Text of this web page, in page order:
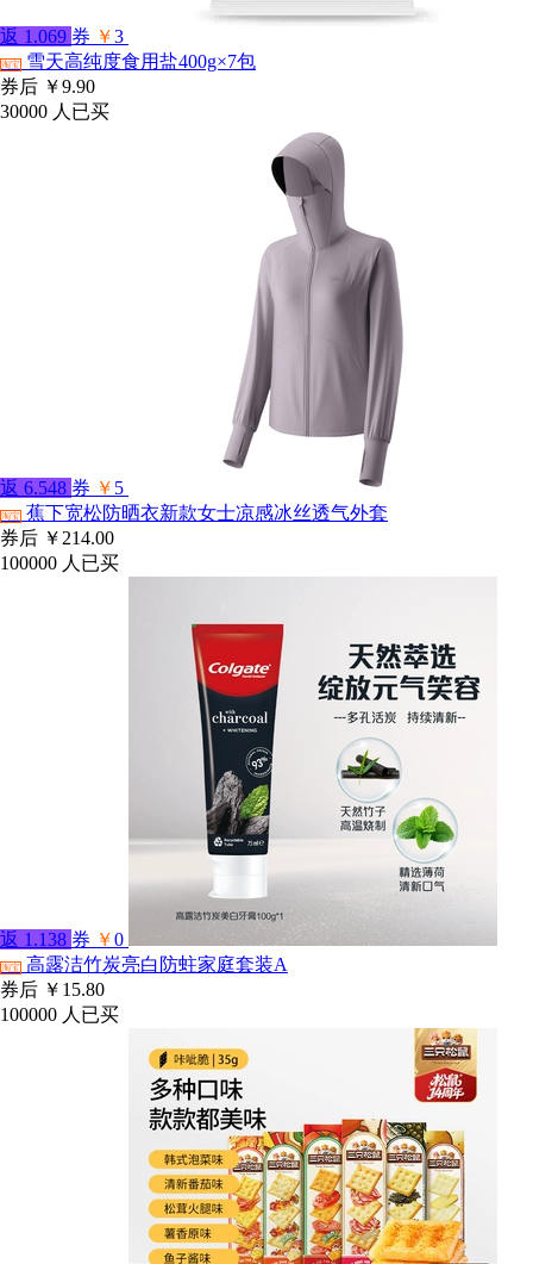
返 1.069 券 ￥3
淘宝
雪天高纯度食用盐400g×7包
券后 ￥9.90
30000 人已买
返 6.548 券 ￥ 5
淘宝 蕉下宽松防晒衣新款女士凉感冰丝透气外套
券后 ￥214.00
100000 人已买
返 1.138 券 ￥0
淘宝 高露洁竹炭亮白防蛀家庭套装A
券后 ￥15.80
100000 人已买